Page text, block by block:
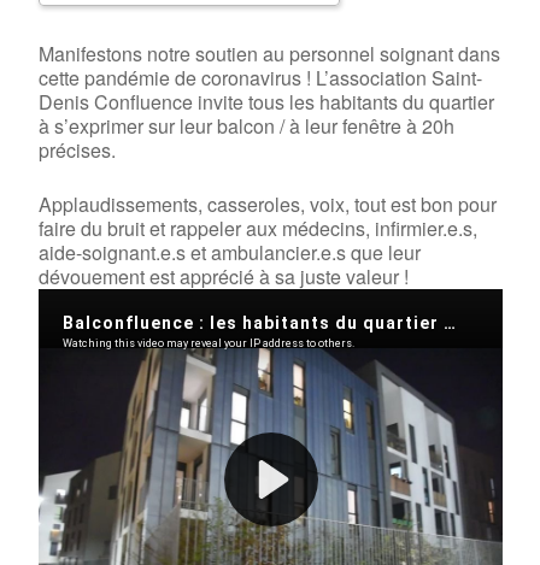
Manifestons notre soutien au personnel soignant dans
cette pandémie de coronavirus ! L’association Saint-
Denis Confluence invite tous les habitants du quartier
à s’exprimer sur leur balcon / à leur fenêtre à 20h
précises.
Applaudissements, casseroles, voix, tout est bon pour
faire du bruit et rappeler aux médecins, infirmier.e.s,
aide-soignant.e.s et ambulancier.e.s que leur
dévouement est apprécié à sa juste valeur !